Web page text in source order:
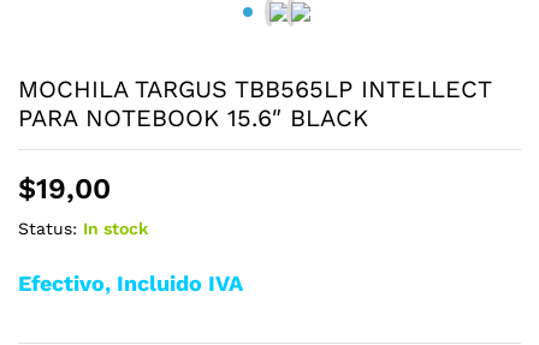
MOCHILA TARGUS TBB565LP INTELLECT
PARA NOTEBOOK 15.6″ BLACK
$19,00
Status: In stock
Efectivo, Incluido IVA